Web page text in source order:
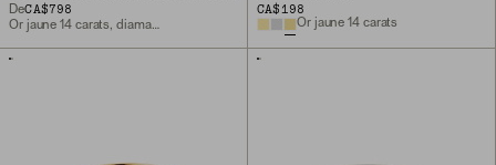
DeCA$798
Or jaune 14 carats, diamant de laboratoire
CA$198
Or jaune 14 carats